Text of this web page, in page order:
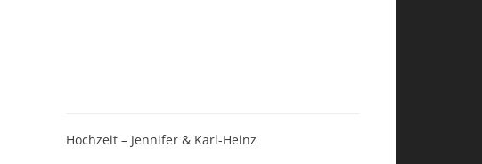
Hochzeit – Jennifer & Karl-Heinz